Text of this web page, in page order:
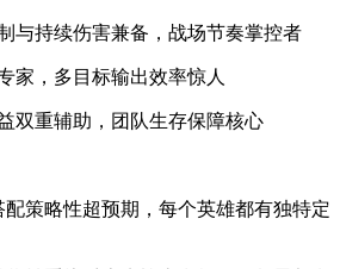
与持续伤害兼备，战场节奏掌控者
家，多目标输出效率惊人
双重辅助，团队生存保障核心
配策略性超预期，每个英雄都有独特定